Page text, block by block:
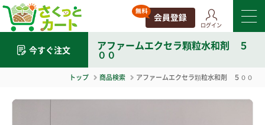
ログイン
今すぐ注文 アファームエクセラ顆粒水和剤 ５
００
トップ 商品検索 アファームエクセラ顆粒水和剤 ５００